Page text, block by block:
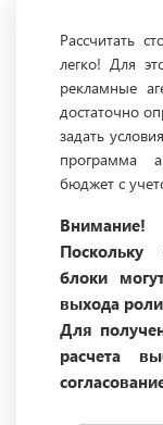
Рассчитать
легко! Для
рекламные
достаточно
задать
программа
бюджет с
Внимание!
блоки
выхода
Для
расчета